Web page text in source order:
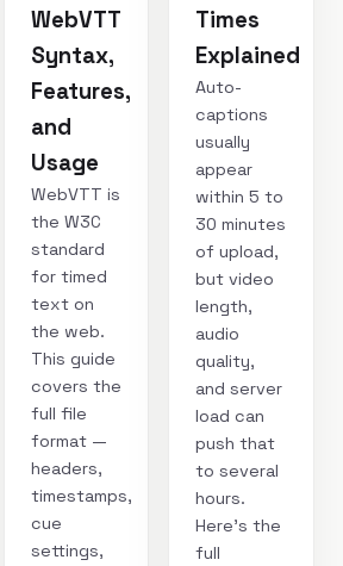
WebVTT
Syntax,
Features,
and
Usage
WebVTT is
the W3C
standard
for timed
text on
the web.
This guide
covers the
full file
format —
headers,
timestamps,
cue
settings,
Times
Explained
Auto-
captions
usually
appear
within 5 to
30 minutes
of upload,
but video
length,
audio
quality,
and server
load can
push that
to several
hours.
Here's the
full